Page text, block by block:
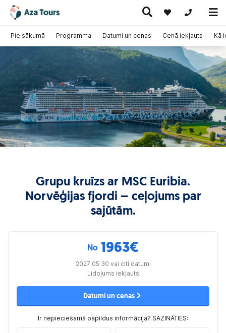
+371
ceļojumi
pa Eiropu
(ar
lidmašīnu)
Kruīzi
piedāvājumi
Grupu kruīzs ar MSC Euribia.
Norvēģijas fjordi – ceļojums par
sajūtām.
Pie sākumā Programma Datumi un cenas Cenā iekļauts Kā
No 1963€
2027 05 30 vai citi datumi
Lidojums iekļauts
Datumi un cenas
Ir nepieciešamā papildus informācija? SAZINĀTIES: